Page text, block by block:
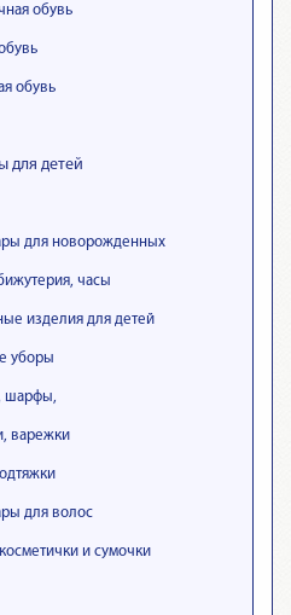
обувь
обувь
для детей
для новорожденных
часы
изделия для детей
уборы
шарфы,
варежки
для волос
и сумочки